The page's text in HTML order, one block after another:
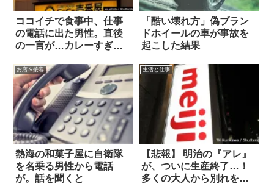
ココイチで食事中、仕事
の電話に出た男性。直後
の一言が…カレーすぎ
「酷い壊れ方」偽ブラン
ドホイールの車が事故を
起こした結果
お店＆接客
熱海の和菓子屋に自衛隊
を名乗る男性から電話
が。話を聞くと
生活と仕事
【悲報】 明治の『アレ』
が、ついに生産終了…！
多くの大人から別れを惜